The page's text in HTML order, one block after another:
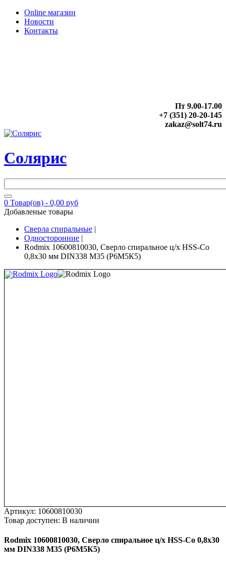
Online магазин
Новости
Контакты
Пт 9.00-17.00
+7 (351) 20-20-145
zakaz@solt74.ru
Солярис
0 Товар(ов) - 0,00 руб
Добавленые товары
Сверла спиральные |
Односторонние |
Rodmix 10600810030, Сверло спиральное ц/х HSS-Co
0,8х30 мм DIN338 М35 (Р6М5К5)
Rodmix Logo
Артикул: 10600810030
Товар доступен: В наличии
Rodmix 10600810030, Сверло спиральное ц/х HSS-Co 0,8х30
мм DIN338 М35 (Р6М5К5)